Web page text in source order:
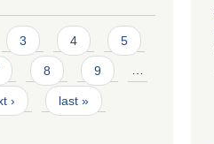
3 4 5
8 9 …
› last »